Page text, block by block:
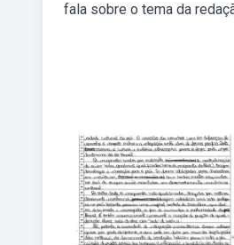
fala sobre o tema da